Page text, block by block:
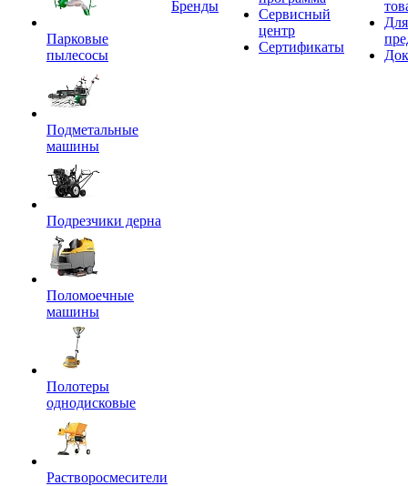
Парковые
пылесосы
Подметальные
машины
Подрезчики дерна
Поломоечные
машины
Полотеры
однодисковые
Растворосмесители
Бренды
Сервисный
центр
Сертификаты
Для